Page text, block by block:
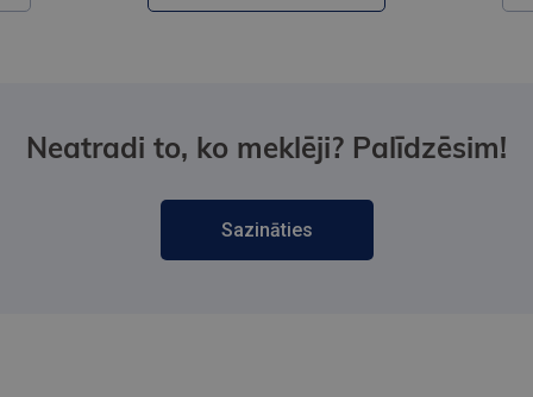
Neatradi to, ko meklēji? Palīdzēsim!
Sazināties